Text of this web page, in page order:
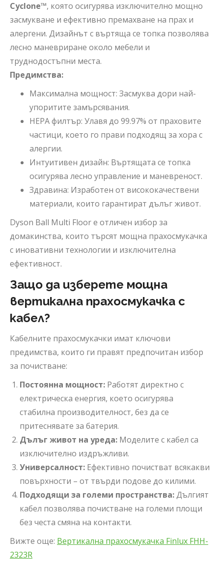
Cyclone™, която осигурява изключително мощно
засмукване и ефективно премахване на прах и
алергени. Дизайнът с въртяща се топка позволява
лесно маневриране около мебели и
труднодостъпни места.
Предимства:
Максимална мощност: Засмуква дори най-
упоритите замърсявания.
HEPA филтър: Улавя до 99.97% от праховите
частици, което го прави подходящ за хора с
алергии.
Интуитивен дизайн: Въртящата се топка
осигурява лесно управление и маневреност.
Здравина: Изработен от висококачествени
материали, които гарантират дълъг живот.
Dyson Ball Multi Floor е отличен избор за
домакинства, които търсят мощна прахосмукачка
с иновативни технологии и изключителна
ефективност.
Защо да изберете мощна
вертикална прахосмукачка с
кабел?
Кабелните прахосмукачки имат ключови
предимства, които ги правят предпочитан избор
за почистване:
Постоянна мощност: Работят директно с
електрическа енергия, което осигурява
стабилна производителност, без да се
притеснявате за батерия.
Дълъг живот на уреда: Моделите с кабел са
изключително издръжливи.
Универсалност: Ефективно почистват всякакви
повърхности – от твърди подове до килими.
Подходящи за големи пространства:Дългият
кабел позволява почистване на големи площи
без честа смяна на контакти.
Вижте още: Вертикална прахосмукачка Finlux FHH-
2323R